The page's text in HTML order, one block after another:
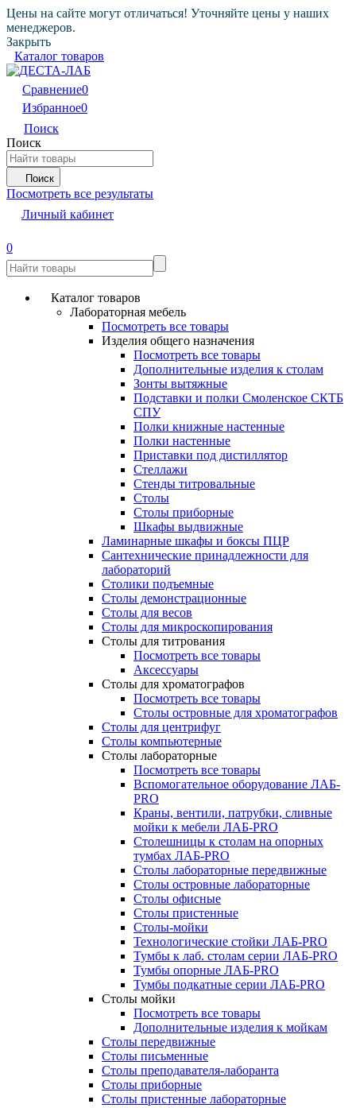
Цены на сайте могут отличаться! Уточняйте цены у наших
менеджеров.
Закрыть
Каталог товаров
Сравнение0
Избранное0
Поиск
Поиск
Поиск
Посмотреть все результаты
Личный кабинет
0
Каталог товаров
Лабораторная мебель
Посмотреть все товары
Изделия общего назначения
Посмотреть все товары
Дополнительные изделия к столам
Зонты вытяжные
Подставки и полки Смоленское СКТБ
СПУ
Полки книжные настенные
Полки настенные
Приставки под дистиллятор
Стеллажи
Стенды титровальные
Столы
Столы приборные
Шкафы выдвижные
Ламинарные шкафы и боксы ПЦР
Сантехнические принадлежности для
лабораторий
Столики подъемные
Столы демонстрационные
Столы для весов
Столы для микроскопирования
Столы для титрования
Посмотреть все товары
Аксессуары
Столы для хроматографов
Посмотреть все товары
Столы островные для хроматографов
Столы для центрифуг
Столы компьютерные
Столы лабораторные
Посмотреть все товары
Вспомогательное оборудование ЛАБ-
PRO
Краны, вентили, патрубки, сливные
мойки к мебели ЛАБ-PRO
Столешницы к столам на опорных
тумбах ЛАБ-PRO
Столы лабораторные передвижные
Столы островные лабораторные
Столы офисные
Столы пристенные
Столы-мойки
Технологические стойки ЛАБ-PRO
Тумбы к лаб. столам серии ЛАБ-PRO
Тумбы опорные ЛАБ-PRO
Тумбы подкатные серии ЛАБ-PRO
Столы мойки
Посмотреть все товары
Дополнительные изделия к мойкам
Столы передвижные
Столы письменные
Столы преподавателя-лаборанта
Столы приборные
Столы пристенные лабораторные